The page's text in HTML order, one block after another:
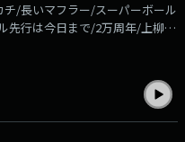
/長いマフラー/スーパーボール
先行は今日まで/2万周年/上柳昌
！radikoアプリなら過去回も
channels/c8524951-
コーナーメール、ふつおたを募
まで！Xでの感想は、#さとし